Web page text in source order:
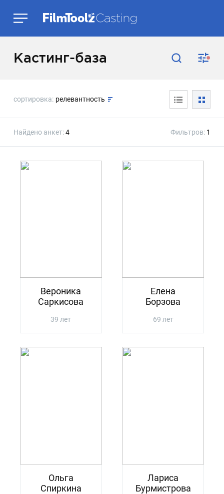
Кастинг-база
сортировка: релевантность
Найдено анкет:4 Фильтров:1
Вероника
Саркисова
39 лет
Елена
Борзова
69 лет
Ольга
Спиркина
Лариса
Бурмистрова